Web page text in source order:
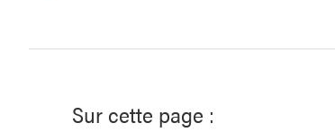
Sur cette page :